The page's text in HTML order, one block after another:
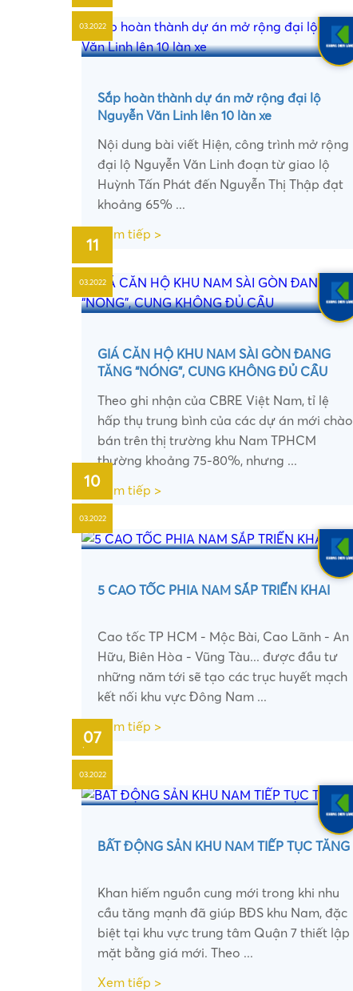
•
•
•
03.2022
Sắp hoàn thành dự án mở rộng đại lộ
Nguyễn Văn Linh lên 10 làn xe
Nội dung bài viết Hiện, công trình mở rộng
đại lộ Nguyễn Văn Linh đoạn từ giao lộ
Huỳnh Tấn Phát đến Nguyễn Thị Thập đạt
khoảng 65% ...
Xem tiếp >
11
03.2022
GIÁ CĂN HỘ KHU NAM SÀI GÒN ĐANG
TĂNG “NÓNG”, CUNG KHÔNG ĐỦ CẦU
Theo ghi nhận của CBRE Việt Nam, tỉ lệ
hấp thụ trung bình của các dự án mới chào
bán trên thị trường khu Nam TPHCM
thường khoảng 75-80%, nhưng ...
Xem tiếp >
10
03.2022
5 CAO TỐC PHIA NAM SẮP TRIỂN KHAI
Cao tốc TP HCM - Mộc Bài, Cao Lãnh - An
Hữu, Biên Hòa - Vũng Tàu... được đầu tư
những năm tới sẽ tạo các trục huyết mạch
kết nối khu vực Đông Nam ...
Xem tiếp >
07
03.2022
BẤT ĐỘNG SẢN KHU NAM TIẾP TỤC TĂNG
Khan hiếm nguồn cung mới trong khi nhu
cầu tăng mạnh đã giúp BĐS khu Nam, đặc
biệt tại khu vực trung tâm Quận 7 thiết lập
mặt bằng giá mới. Theo ...
Xem tiếp >